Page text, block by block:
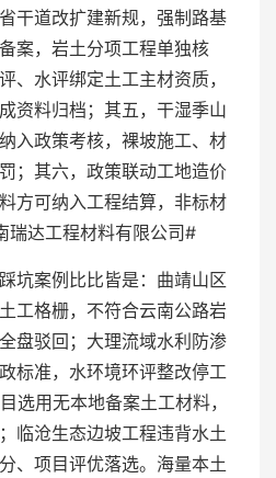
干道改扩建新规，强制路基
案，岩土分项工程单独核
、水评绑定土工主材资质，
资料归档；其五，干湿季山
入政策考核，裸坡施工、材
；其六，政策联动工地造价
方可纳入工程结算，非标材
瑞达工程材料有限公司#
坑案例比比皆是：曲靖山区
工格栅，不符合云南公路岩
盘驳回；大理流域水利防渗
标准，水环境环评整改停工
选用无本地备案土工材料，
临沧生态边坡工程违背水土
、项目评优落选。海量本土